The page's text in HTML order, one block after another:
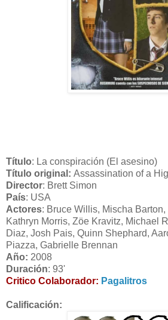
Título: La conspiración (El asesino)
Título original: Assassination of a
Director: Brett Simon
País: USA
Actores: Bruce Willis, Mischa
Kathryn Morris, Zöe Kravitz, Michael
Diaz, Josh Pais, Quinn Shephard,
Piazza, Gabrielle Brennan
Año: 2008
Duración: 93'
Critico Colaborador: Pagalitros
Calificación: